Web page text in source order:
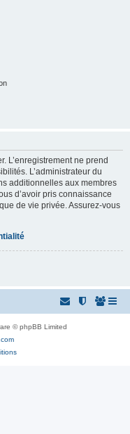
L’enregistrement ne prend
L’administrateur du
additionnelles aux membres
d’avoir pris connaissance
de vie privée. Assurez-vous
© phpBB Limited